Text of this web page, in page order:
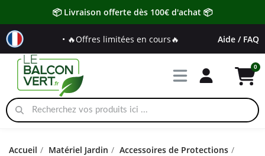
📦 Livraison offerte dès 100€ d'achat 📦
• 🔥Offres limitées en cours🔥 Aide / FAQ
Accueil Matériel Jardin
Accessoires de Protections